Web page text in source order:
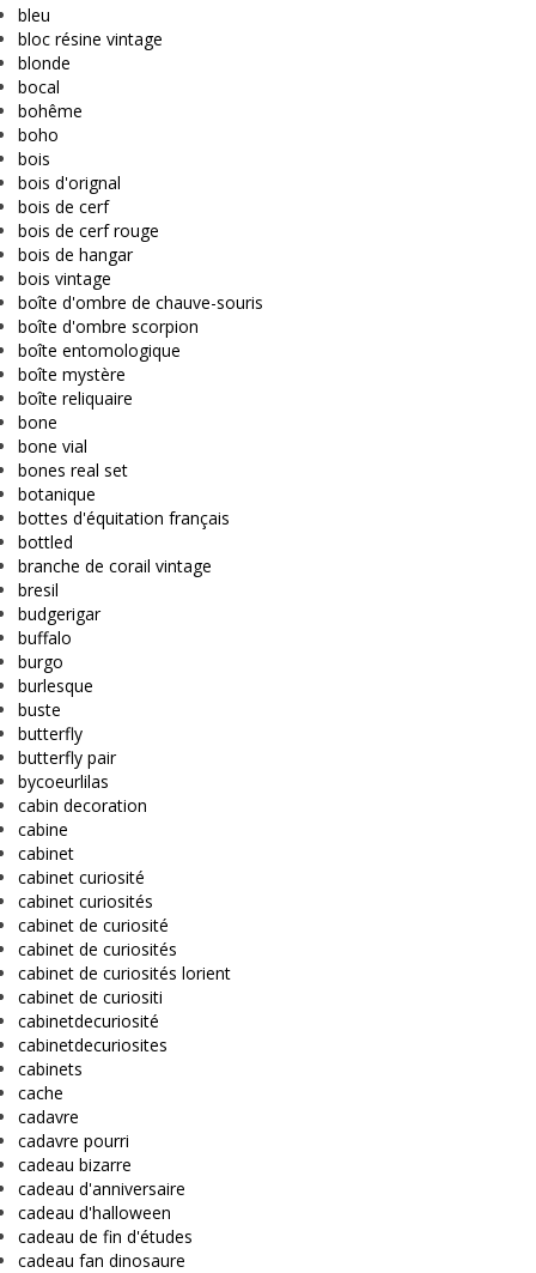
bleu
bloc résine vintage
blonde
bocal
bohême
boho
bois
bois d'orignal
bois de cerf
bois de cerf rouge
bois de hangar
bois vintage
boîte d'ombre de chauve-souris
boîte d'ombre scorpion
boîte entomologique
boîte mystère
boîte reliquaire
bone
bone vial
bones real set
botanique
bottes d'équitation français
bottled
branche de corail vintage
bresil
budgerigar
buffalo
burgo
burlesque
buste
butterfly
butterfly pair
bycoeurlilas
cabin decoration
cabine
cabinet
cabinet curiosité
cabinet curiosités
cabinet de curiosité
cabinet de curiosités
cabinet de curiosités lorient
cabinet de curiositi
cabinetdecuriosité
cabinetdecuriosites
cabinets
cache
cadavre
cadavre pourri
cadeau bizarre
cadeau d'anniversaire
cadeau d'halloween
cadeau de fin d'études
cadeau fan dinosaure